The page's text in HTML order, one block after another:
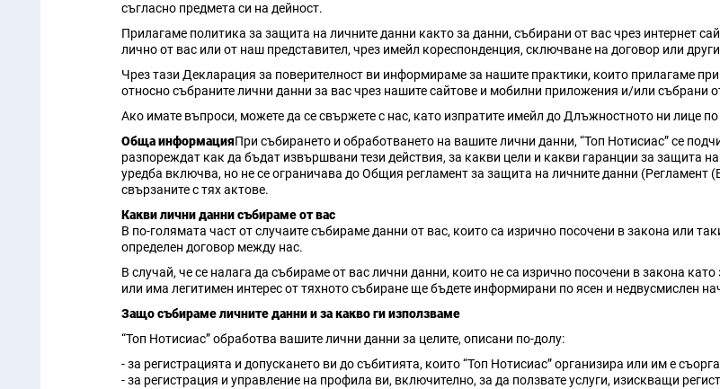
съгласно предмета си на дейност.
Прилагаме политика за защита на личните данни както за данни, събирани от вас чрез интернет
лично от вас или от наш представител, чрез имейл кореспонденция, сключване на договор или
Чрез тази Декларация за поверителност ви информираме за нашите практики, които прилагаме
относно събраните лични данни за вас чрез нашите сайтове и мобилни приложения и/или събрани
Ако имате въпроси, можете да се свържете с нас, като изпратите имейл до Длъжностното ни лице
Обща информацияПри събирането и обработването на вашите лични данни, “Топ Нотисиас” се
разпореждат как да бъдат извършвани тези действия, за какви цели и какви гаранции за защита
уредба включва, но не се ограничава до Общия регламент за защита на личните данни (Регламент
свързаните с тях актове.
Какви лични данни събираме от вас
В по-голямата част от случаите събираме данни от вас, които са изрично посочени в закона или
определен договор между нас.
В случай, че се налага да събираме от вас лични данни, които не са изрично посочени в закона
или има легитимен интерес от тяхното събиране ще бъдете информирани по ясен и недвусмислен
Защо събираме личните данни и за какво ги използваме
“Топ Нотисиас” обработва вашите лични данни за целите, описани по-долу:
- за регистрацията и допускането ви до събитията, които “Топ Нотисиас” организира или им е
- за регистрация и управление на профила ви, включително, за да ползвате услуги, изискващи